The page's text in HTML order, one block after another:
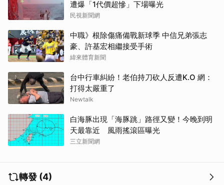
遭爆「1代價超慘」下場曝光
民視新聞網
中職》根除傷痛備戰新球季 中信兄弟張志
豪、許基宏相繼接受手術
緯來體育新聞
台中行車糾紛！老伯持刀砍人反遭K.O 網：
打得太嚴重了
Newtalk
白海豚出現「海豚跳」路徑又變！今晚到明
天最靠近 風雨搖滾區曝光
三立新聞網
轉發 (4)